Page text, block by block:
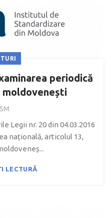
periodică
Legii nr. 20 din 04.03.2016
națională, articolul 13,
LECTURĂ